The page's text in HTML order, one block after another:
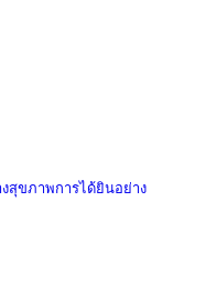
สุขภาพการได้ยินอย่าง